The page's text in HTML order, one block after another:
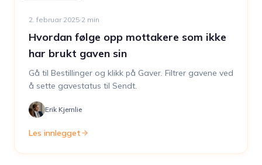
2. februar 2025·2 min
Hvordan følge opp mottakere som ikke
har brukt gaven sin
Gå til Bestillinger og klikk på Gaver. Filtrer gavene ved
å sette gavestatus til Sendt.
Erik Kjernlie
Les innlegget